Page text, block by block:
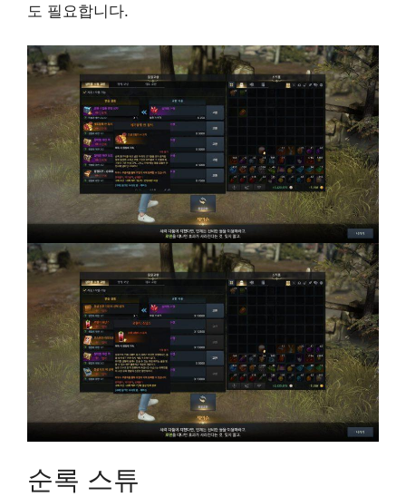
도 필요합니다.
순록 스튜